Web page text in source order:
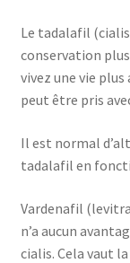
Le tadalafil
conservation plus
vivez une vie
peut être pris
Il est normal
tadalafil en
Vardenafil
n’a aucun
cialis. Cela vaut